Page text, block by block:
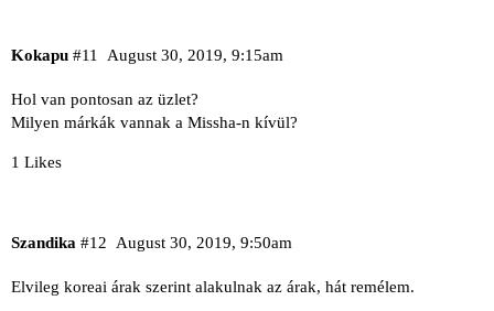
Kokapu August 30, 2019, 9:15am
#11
Hol van pontosan az üzlet?
Milyen márkák vannak a Missha-n kívül?
1 Likes
Szandika August 30, 2019, 9:50am
#12
Elvileg koreai árak szerint alakulnak az árak, hát remélem.